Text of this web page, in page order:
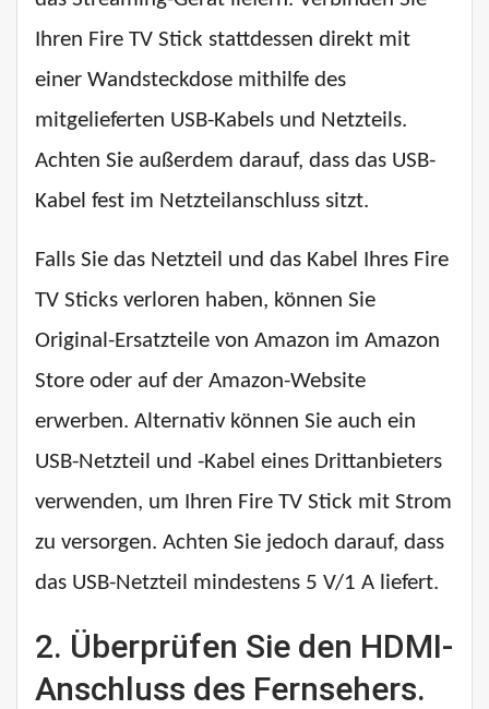
Ihren Fire TV Stick stattdessen direkt mit
einer Wandsteckdose mithilfe des
mitgelieferten USB-Kabels und Netzteils.
Achten Sie außerdem darauf, dass das USB-
Kabel fest im Netzteilanschluss sitzt.
Falls Sie das Netzteil und das Kabel Ihres Fire
TV Sticks verloren haben, können Sie
Original-Ersatzteile von Amazon im Amazon
Store oder auf der Amazon-Website
erwerben. Alternativ können Sie auch ein
USB-Netzteil und -Kabel eines Drittanbieters
verwenden, um Ihren Fire TV Stick mit Strom
zu versorgen. Achten Sie jedoch darauf, dass
das USB-Netzteil mindestens 5 V/1 A liefert.
2. Überprüfen Sie den HDMI-
Anschluss des Fernsehers.